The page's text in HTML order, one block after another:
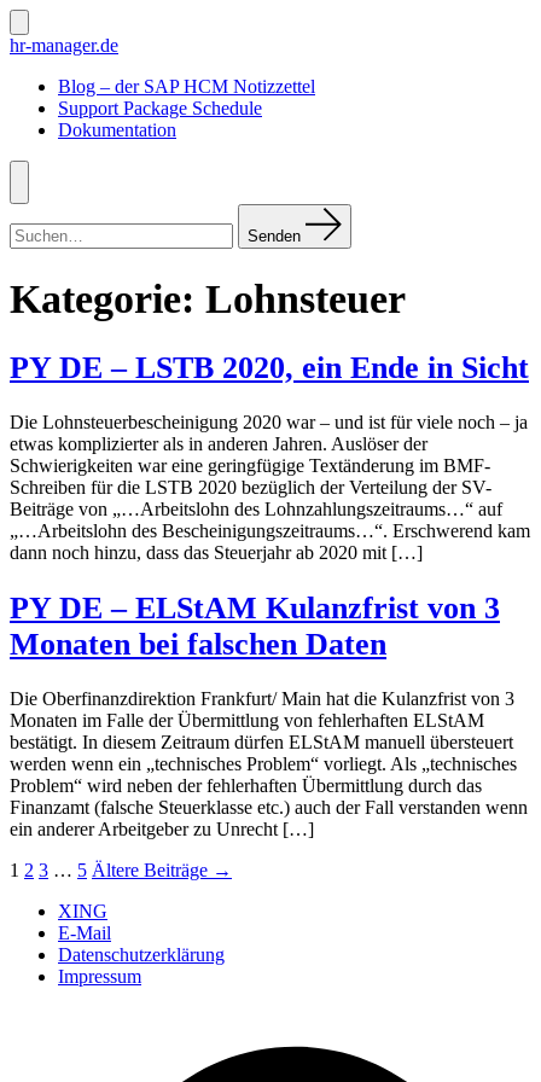
Zum
Inhalt
Suche
ein-/ausblenden
hr-manager.de
Blog – der SAP HCM Notizzettel
Support Package Schedule
Dokumentation
Menü
nach:
Senden
Kategorie: Lohnsteuer
PY DE – LSTB 2020, ein Ende in Sicht
Die Lohnsteuerbescheinigung 2020 war – und ist für viele noch – ja
etwas komplizierter als in anderen Jahren. Auslöser der
Schwierigkeiten war eine geringfügige Textänderung im BMF-
Schreiben für die LSTB 2020 bezüglich der Verteilung der SV-
Beiträge von „…Arbeitslohn des Lohnzahlungszeitraums…“ auf
„…Arbeitslohn des Bescheinigungszeitraums…“. Erschwerend kam
dann noch hinzu, dass das Steuerjahr ab 2020 mit […]
PY DE – ELStAM Kulanzfrist von 3
Monaten bei falschen Daten
Die Oberfinanzdirektion Frankfurt/ Main hat die Kulanzfrist von 3
Monaten im Falle der Übermittlung von fehlerhaften ELStAM
bestätigt. In diesem Zeitraum dürfen ELStAM manuell übersteuert
werden wenn ein „technisches Problem“ vorliegt. Als „technisches
Problem“ wird neben der fehlerhaften Übermittlung durch das
Finanzamt (falsche Steuerklasse etc.) auch der Fall verstanden wenn
ein anderer Arbeitgeber zu Unrecht […]
Seitennummerierung
der
Beiträge
1 2 3 … 5 Ältere Beiträge →
XING
E-Mail
Datenschutzerklärung
Impressum